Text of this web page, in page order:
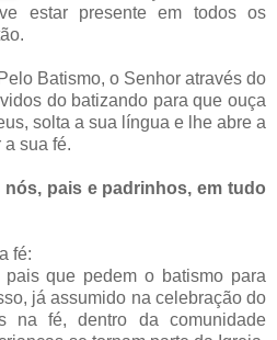
estar presente em todos os
Batismo, o Senhor através do
do batizando para que ouça
solta a sua língua e lhe abre a
a sua fé.
nós, pais e padrinhos, em tudo
fé:
que pedem o batismo para
já assumido na celebração do
na fé, dentro da comunidade